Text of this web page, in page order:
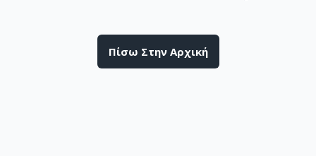
Πίσω Στην Αρχική